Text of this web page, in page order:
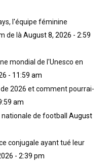
l'équipe féminine
de làAugust 8, 2026 - 2:59
mondial de l'Unesco en
- 11:59 am
2026 et comment pourrai-
am
de football August
conjugale ayant tué leur
- 2:39 pm